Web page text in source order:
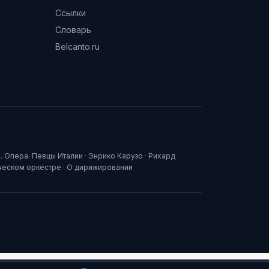
Ссылки
Словарь
Belcanto.ru
Опера. Певцы Италии · Энрико Карузо · Рихард
оркестре · О дирижировании